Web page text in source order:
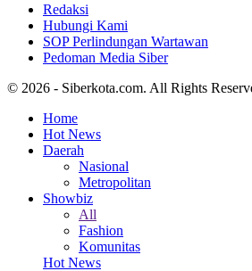
Redaksi
Hubungi Kami
SOP Perlindungan Wartawan
Pedoman Media Siber
© 2026 - Siberkota.com. All Rights
Home
Hot News
Daerah
Nasional
Metropolitan
Showbiz
All
Fashion
Komunitas
Hot News